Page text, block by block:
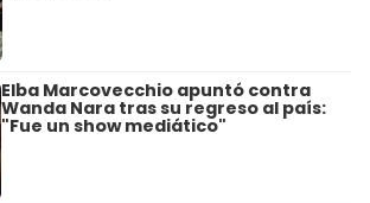
Elba Marcovecchio apuntó contra
Wanda Nara tras su regreso al país:
"Fue un show mediático"